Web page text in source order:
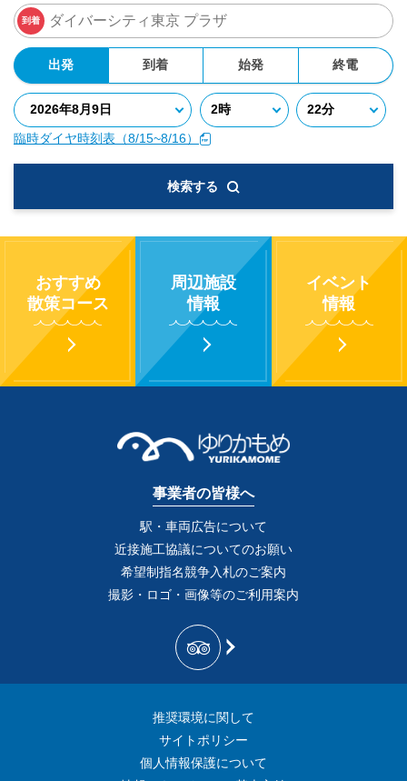
到着
出発 到着 始発 終電
臨時ダイヤ時刻表（8/15~8/16）
検索する
おすすめ
散策コース
周辺施設
情報
イベント
情報
事業者の皆様へ
駅・車両広告について
近接施工協議についてのお願い
希望制指名競争入札のご案内
撮影・ロゴ・画像等のご利用案内
推奨環境に関して
サイトポリシー
個人情報保護について